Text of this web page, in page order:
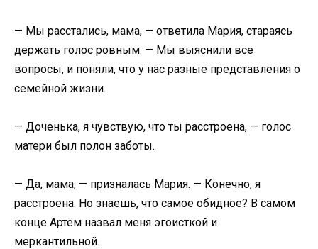
— Мы расстались, мама, — ответила Мария, стараясь
держать голос ровным. — Мы выяснили все
вопросы, и поняли, что у нас разные представления о
семейной жизни.
— Доченька, я чувствую, что ты расстроена, — голос
матери был полон заботы.
— Да, мама, — призналась Мария. — Конечно, я
расстроена. Но знаешь, что самое обидное? В самом
конце Артём назвал меня эгоисткой и
меркантильной.